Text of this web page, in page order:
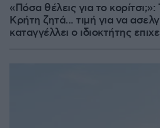
«Πόσα θέλεις για το
Κρήτη ζητά... τιμή για να
καταγγέλλει ο ιδιοκτήτης